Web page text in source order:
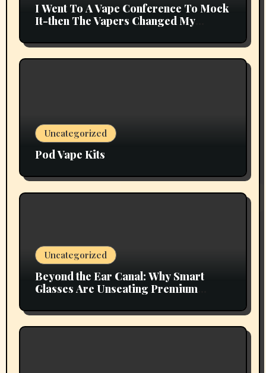
I Went To A Vape Conference To Mock
It-then The Vapers Changed My
Uncategorized
Pod Vape Kits
Uncategorized
Beyond the Ear Canal: Why Smart
Glasses Are Unseating Premium